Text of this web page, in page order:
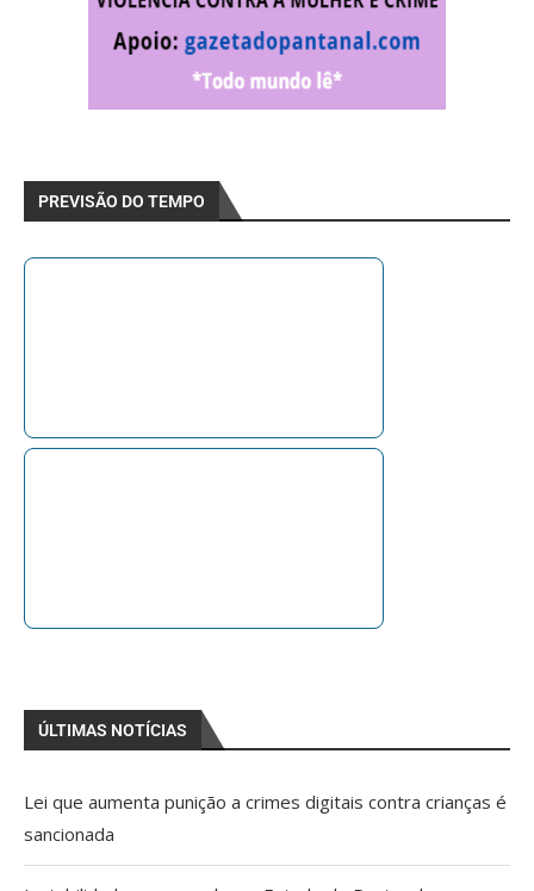
PREVISÃO DO TEMPO
ÚLTIMAS NOTÍCIAS
Lei que aumenta punição a crimes digitais contra crianças é
sancionada